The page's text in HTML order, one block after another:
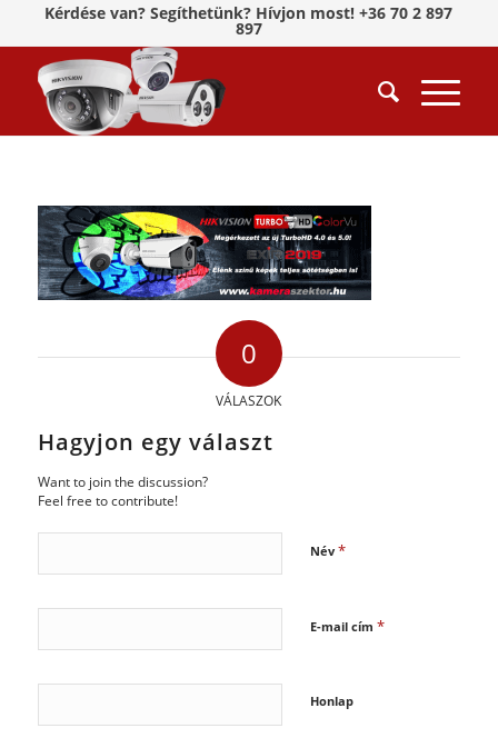
Kérdése van? Segíthetünk? Hívjon most! +36 70 2 897
897
0
VÁLASZOK
Hagyjon egy választ
Want to join the discussion?
Feel free to contribute!
Név *
E-mail cím *
Honlap